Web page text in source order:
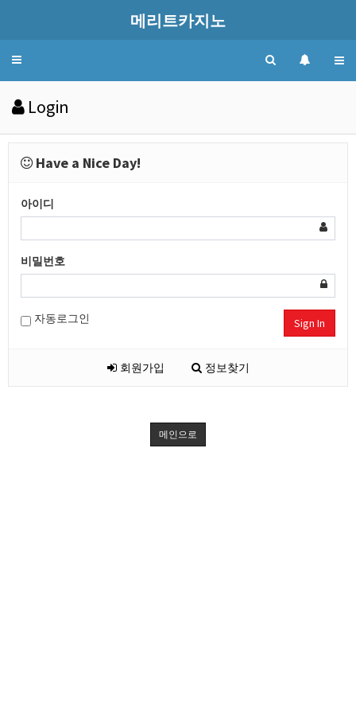
메리트카지노
Toggle
Login
Have a Nice Day!
아이디
비밀번호
자동로그인 Sign In
회원가입 정보찾기
메인으로